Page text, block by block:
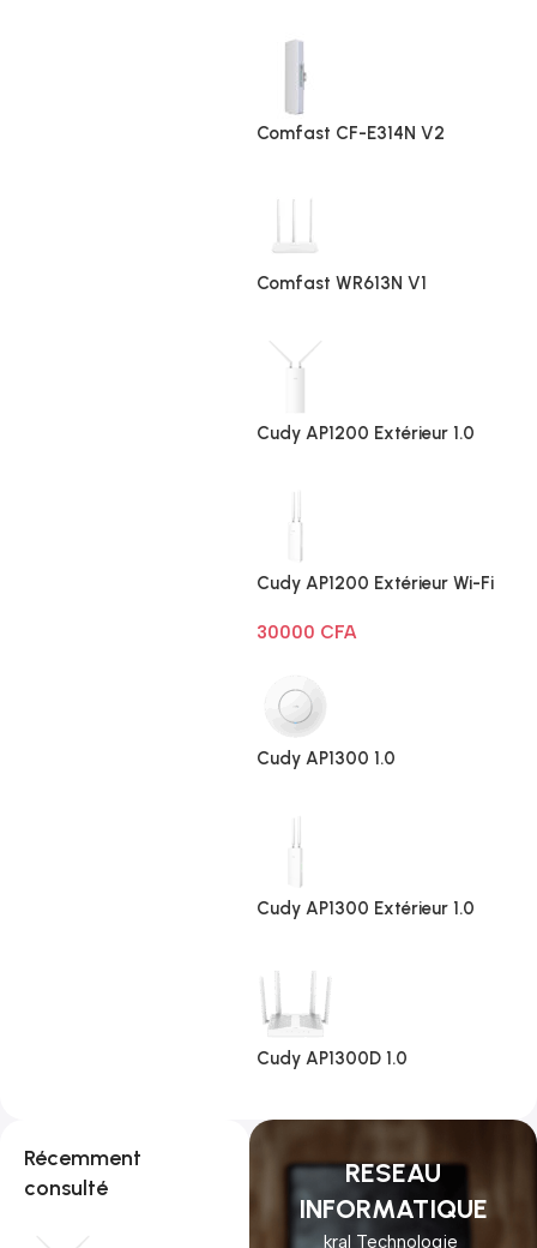
Récemment
consulté
RESEAU
INFORMATIQUE
kral Technologie
Comfast CF-E314N V2
Comfast WR613N V1
Cudy AP1200 Extérieur 1.0
Cudy AP1200 Extérieur Wi-Fi
30000 CFA
Cudy AP1300 1.0
Cudy AP1300 Extérieur 1.0
Cudy AP1300D 1.0